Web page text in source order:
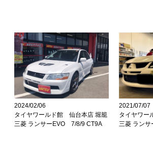
2024/02/06
タイヤワールド館 仙台本店 堀籠
三菱 ランサーEVO 7/8/9 CT9A
2021/07/07
タイヤワ
三菱 ラン